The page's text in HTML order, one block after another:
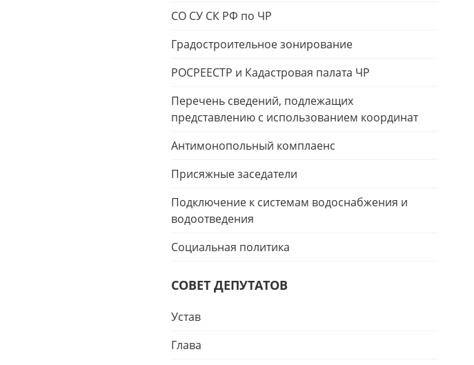
СО СУ СК РФ по ЧР
Градостроительное зонирование
РОСРЕЕСТР и Кадастровая палата ЧР
Перечень сведений, подлежащих
представлению с использованием координат
Антимонопольный комплаенс
Присяжные заседатели
Подключение к системам водоснабжения и
водоотведения
Социальная политика
СОВЕТ ДЕПУТАТОВ
Устав
Глава